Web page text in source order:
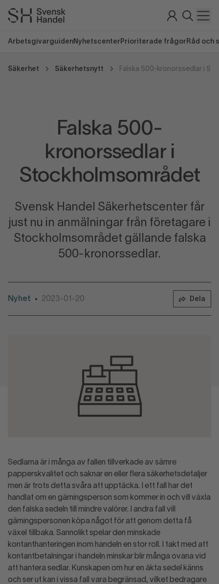
Arbetsgivarguiden Nyhetscenter Prioriterade frågor Råd och
Säkerhet Säkerhetsnytt Falska 500-kronorssedlar i
Falska 500-
kronorssedlar i
Stockholmsområdet
Svensk Handel Säkerhetscenter får
just nu in anmälningar från företagare i
Stockholmsområdet gällande falska
500-kronorssedlar.
Nyhet • 2023-01-20 Dela
Sedlarna är i många av fallen tillverkade av sämre
papperskvalitet och saknar en eller flera säkerhetsdetaljer
men är trots detta svåra att upptäcka. I ett fall har det
handlat om en gärningsperson som kommer in och vill växla
den falska sedeln till mindre valörer. I andra fall vill
gärningspersonen köpa något för att genom detta få
växel tillbaka. Sannolikt spelar den minskade
kontanthanteringen inom handeln en stor roll. I takt med att
kontantbetalningar i handeln minskar blir många ovana vid
att hantera sedlar. Kunskapen om hur en äkta sedel känns
och ser ut kan i vissa fall vara begränsad, vilket bedragare